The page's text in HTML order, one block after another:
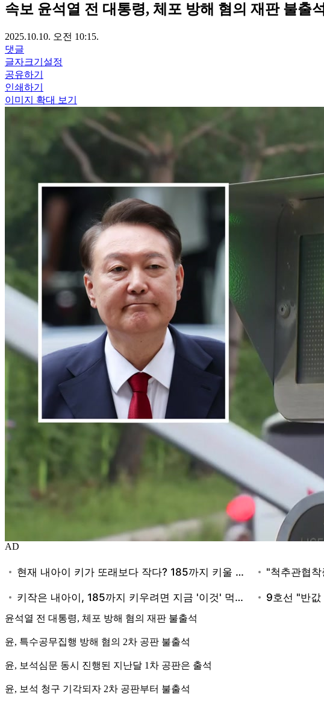
속보 윤석열 전 대통령, 체포 방해 혐의 재판 불출석
2025.10.10. 오전 10:15.
댓글
글자크기설정
공유하기
인쇄하기
이미지 확대 보기
AD
윤석열 전 대통령, 체포 방해 혐의 재판 불출석
윤, 특수공무집행 방해 혐의 2차 공판 불출석
윤, 보석심문 동시 진행된 지난달 1차 공판은 출석
윤, 보석 청구 기각되자 2차 공판부터 불출석